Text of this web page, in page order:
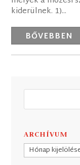
kiderülnek. 1)...
BŐVEBBEN
ARCHÍVUM
Archívum